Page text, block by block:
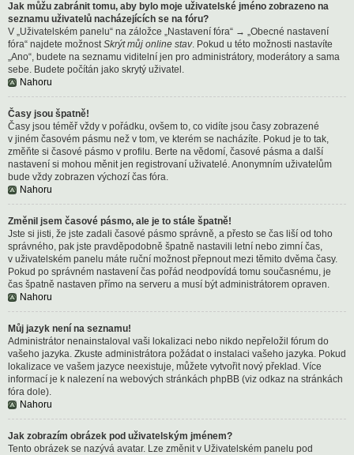
Jak můžu zabránit tomu, aby bylo moje uživatelské jméno zobrazeno na
seznamu uživatelů nacházejících se na fóru?
V „Uživatelském panelu“ na záložce „Nastavení fóra“ → „Obecné nastavení
fóra“ najdete možnostSkrýt můj online stav. Pokud u této možnosti nastavíte
„Ano“, budete na seznamu viditelní jen pro administrátory, moderátory a sama
sebe. Budete počítán jako skrytý uživatel.
Nahoru
Časy jsou špatně!
Časy jsou téměř vždy v pořádku, ovšem to, co vidíte jsou časy zobrazené
v jiném časovém pásmu než v tom, ve kterém se nacházíte. Pokud je to tak,
změňte si časové pásmo v profilu. Berte na vědomí, časové pásma a další
nastavení si mohou měnit jen registrovaní uživatelé. Anonymním uživatelům
bude vždy zobrazen výchozí čas fóra.
Nahoru
Změnil jsem časové pásmo, ale je to stále špatně!
Jste si jisti, že jste zadali časové pásmo správně, a přesto se čas liší od toho
správného, pak jste pravděpodobně špatně nastavili letní nebo zimní čas,
v uživatelském panelu máte ruční možnost přepnout mezi těmito dvěma časy.
Pokud po správném nastavení čas pořád neodpovídá tomu současnému, je
čas špatně nastaven přímo na serveru a musí být administrátorem opraven.
Nahoru
Můj jazyk není na seznamu!
Administrátor nenainstaloval vaši lokalizaci nebo nikdo nepřeložil fórum do
vašeho jazyka. Zkuste administrátora požádat o instalaci vašeho jazyka. Pokud
lokalizace ve vašem jazyce neexistuje, můžete vytvořit nový překlad. Více
informací je k nalezení na webových stránkách phpBB (viz odkaz na stránkách
fóra dole).
Nahoru
Jak zobrazím obrázek pod uživatelským jménem?
Tento obrázek se nazývá avatar. Lze změnit v Uživatelském panelu pod